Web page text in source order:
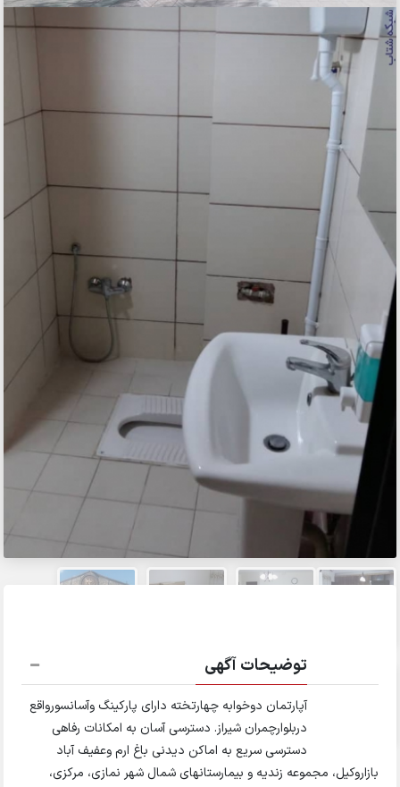
توضیحات آگهی
آپارتمان دوخوابه چهارتخته دارای پارکینگ وآسانسورواقع
دربلوارچمران شیراز. دسترسی آسان به امکانات رفاهی
دسترسی سریع به اماکن دیدنی باغ ارم وعفیف آباد
بازاروکیل، مجموعه زندیه و بیمارستانهای شمال شهر نمازی، مرکزی،